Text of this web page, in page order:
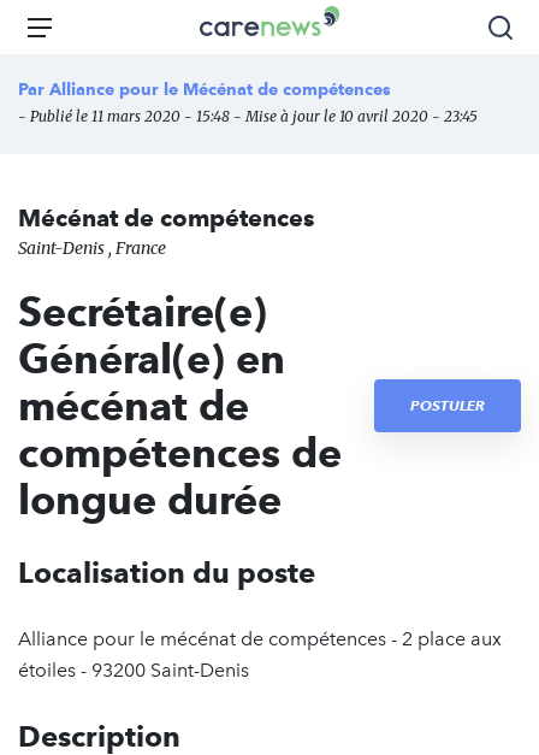
Aller
principal
Carenews,
média
des
Menu
Par Alliance pour le Mécénat de compétences
- Publié le 11 mars 2020 - 15:48 - Mise à jour le 10 avril 2020 - 23:45
Mécénat de compétences
Saint-Denis , France
Secrétaire(e)
Général(e) en
mécénat de
compétences de
longue durée
POSTULER
Localisation du poste
Alliance pour le mécénat de compétences - 2 place aux
étoiles - 93200 Saint-Denis
Description